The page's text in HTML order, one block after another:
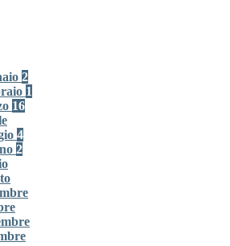
2
1
16
4
2